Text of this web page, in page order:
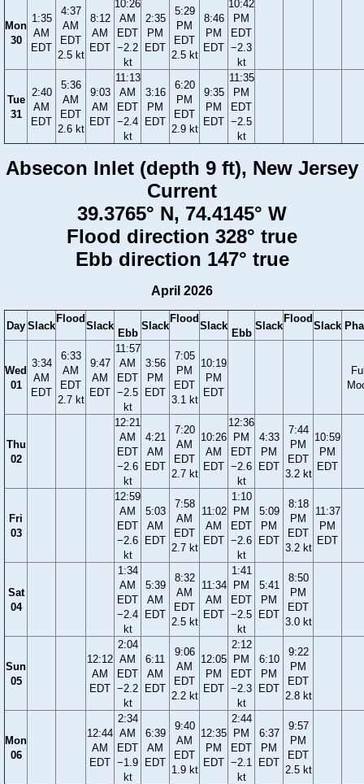
Mon
30
1:35
AM
EDT
4:37
AM
EDT
2.5 kt
8:12
AM
EDT
10:26
AM
EDT
−2.2
kt
2:35
PM
EDT
5:29
PM
EDT
2.5 kt
8:46
PM
EDT
10:42
PM
EDT
−2.3
kt
Tue
31
2:40
AM
EDT
5:36
AM
EDT
2.6 kt
9:03
AM
EDT
11:13
AM
EDT
−2.4
kt
3:16
PM
EDT
6:20
PM
EDT
2.9 kt
9:35
PM
EDT
11:35
PM
EDT
−2.5
kt
Absecon Inlet (depth 9 ft), New Jersey
Current
39.3765° N, 74.4145° W
Flood direction 328° true
Ebb direction 147° true
April 2026
Day Slack
Flood
Slack
Ebb
Slack
Flood
Slack
Ebb
Slack
Flood
Slack
Wed
01
3:34
AM
EDT
6:33
AM
EDT
2.7 kt
9:47
AM
EDT
11:57
AM
EDT
−2.5
kt
3:56
PM
EDT
7:05
PM
EDT
3.1 kt
10:19
PM
EDT
Thu
02
12:21
AM
EDT
−2.6
kt
4:21
AM
EDT
7:20
AM
EDT
2.7 kt
10:26
AM
EDT
12:36
PM
EDT
−2.6
kt
4:33
PM
EDT
7:44
PM
EDT
3.2 kt
10:59
PM
EDT
Fri
03
12:59
AM
EDT
−2.6
kt
5:03
AM
EDT
7:58
AM
EDT
2.7 kt
11:02
AM
EDT
1:10
PM
EDT
−2.6
kt
5:09
PM
EDT
8:18
PM
EDT
3.2 kt
11:37
PM
EDT
Sat
04
1:34
AM
EDT
−2.4
kt
5:39
AM
EDT
8:32
AM
EDT
2.5 kt
11:34
AM
EDT
1:41
PM
EDT
−2.5
kt
5:41
PM
EDT
8:50
PM
EDT
3.0 kt
Sun
05
12:12
AM
EDT
2:04
AM
EDT
−2.2
kt
6:11
AM
EDT
9:06
AM
EDT
2.2 kt
12:05
PM
EDT
2:12
PM
EDT
−2.3
kt
6:10
PM
EDT
9:22
PM
EDT
2.8 kt
Mon
06
12:44
AM
EDT
2:34
AM
EDT
−1.9
kt
6:39
AM
EDT
9:40
AM
EDT
1.9 kt
12:35
PM
EDT
2:44
PM
EDT
−2.1
kt
6:37
PM
EDT
9:57
PM
EDT
2.5 kt